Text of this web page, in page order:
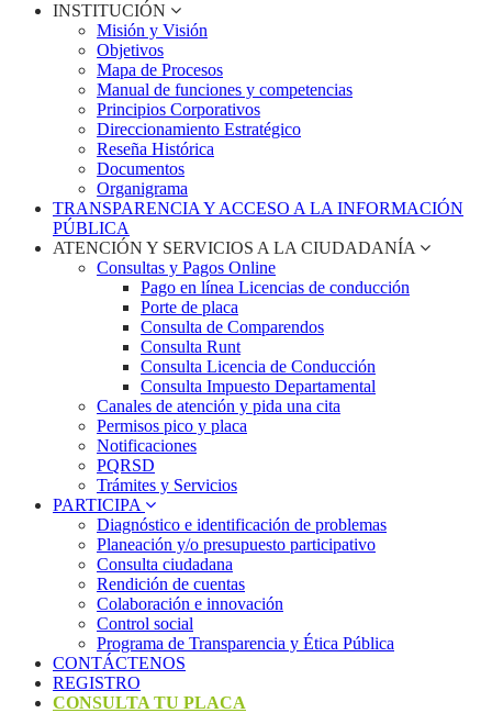
INSTITUCIÓN
Misión y Visión
Objetivos
Mapa de Procesos
Manual de funciones y competencias
Principios Corporativos
Direccionamiento Estratégico
Reseña Histórica
Documentos
Organigrama
TRANSPARENCIA Y ACCESO A LA INFORMACIÓN
PÚBLICA
ATENCIÓN Y SERVICIOS A LA CIUDADANÍA
Consultas y Pagos Online
Pago en línea Licencias de conducción
Porte de placa
Consulta de Comparendos
Consulta Runt
Consulta Licencia de Conducción
Consulta Impuesto Departamental
Canales de atención y pida una cita
Permisos pico y placa
Notificaciones
PQRSD
Trámites y Servicios
PARTICIPA
Diagnóstico e identificación de problemas
Planeación y/o presupuesto participativo​
Consulta ciudadana
Rendición de cuentas
Colaboración e innovación
Control social
Programa de Transparencia y Ética Pública
CONTÁCTENOS
REGISTRO
CONSULTA TU PLACA